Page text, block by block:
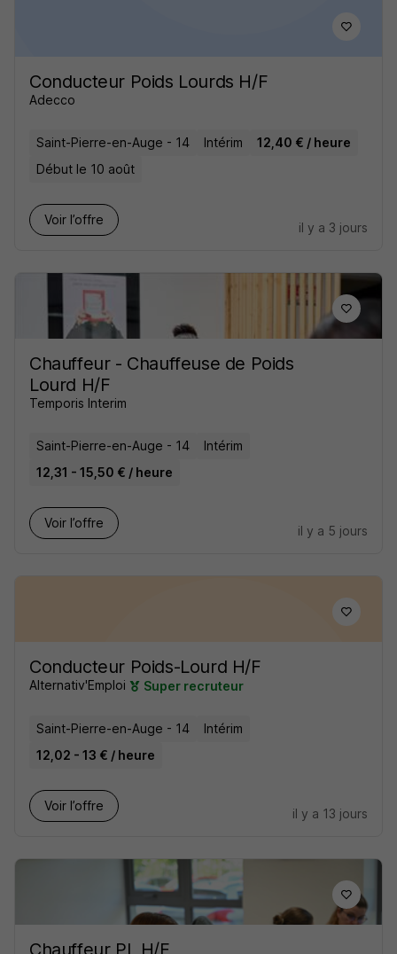
Conducteur Poids Lourds H/F
Adecco
Saint-Pierre-en-Auge - 14 Intérim
12,40 € / heure
Début le 10 août
Voir l’offre
il y a 3 jours
Chauffeur - Chauffeuse de Poids
Lourd H/F
Temporis Interim
Saint-Pierre-en-Auge - 14
Intérim
12,31 - 15,50 € / heure
Voir l’offre
il y a 5 jours
Conducteur Poids-Lourd H/F
Alternativ'Emploi Super recruteur
Saint-Pierre-en-Auge - 14
Intérim
12,02 - 13 € / heure
Voir l’offre
il y a 13 jours